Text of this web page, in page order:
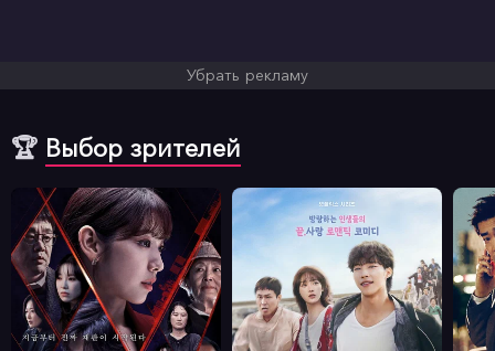
Убрать рекламу
🏆 Выбор зрителей